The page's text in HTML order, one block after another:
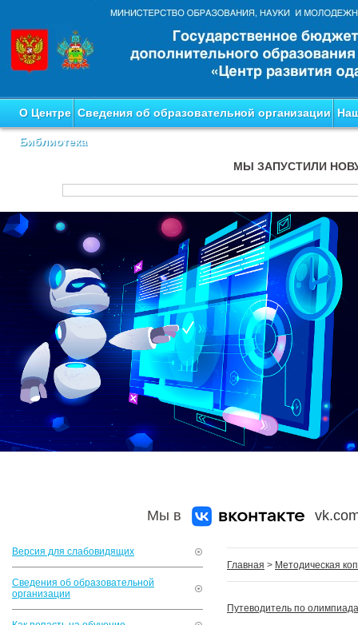
О Центре Сведения об образовательной организации
Библиотека
МЫ ЗАПУСТИЛИ
Мы в
Версия для слабовидящих
Сведения об образовательной
организации
Главная > Методическая
Путеводитель по